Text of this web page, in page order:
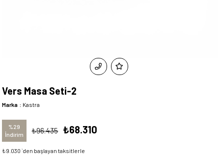
Vers Masa Seti-2
Marka : Kastra
%29
İndirim
₺96.435 ₺68.310
₺9.030 `den başlayan taksitlerle